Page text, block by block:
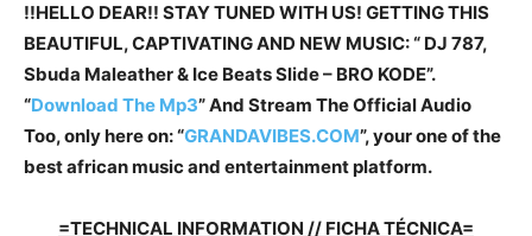
!!HELLO DEAR!! STAY TUNED WITH US! GETTING THIS
BEAUTIFUL, CAPTIVATING AND NEW MUSIC: “ DJ 787,
Sbuda Maleather & Ice Beats Slide – BRO KODE”.
“Download The Mp3”And Stream The Official Audio
Too, only here on: “GRANDAVIBES.COM”, your one of the
best african music and entertainment platform.
=TECHNICAL INFORMATION // FICHA TÉCNICA=